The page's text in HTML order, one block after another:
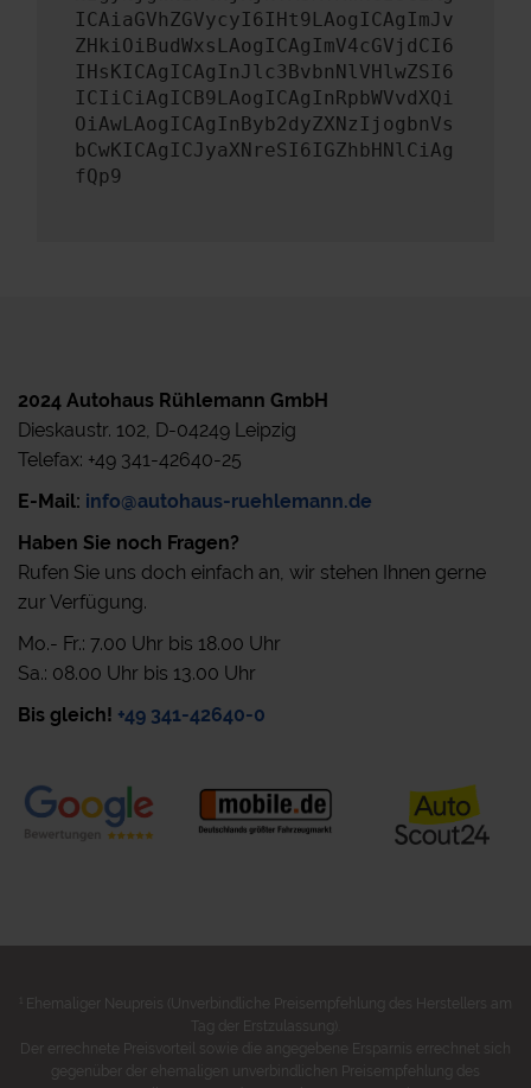
ICAiaGVhZGVycyI6IHt9LAogICAgImJv
ZHkiOiBudWxsLAogICAgImV4cGVjdCI6
IHsKICAgICAgInJlc3BvbnNlVHlwZSI6
ICIiCiAgICB9LAogICAgInRpbWVvdXQi
OiAwLAogICAgInByb2dyZXNzIjogbnVs
bCwKICAgICJyaXNreSI6IGZhbHNlCiAg
fQp9
2024 Autohaus Rühlemann GmbH
Dieskaustr. 102, D-04249 Leipzig
Telefax: +49 341-42640-25
E-Mail: info@autohaus-ruehlemann.de
Haben Sie noch Fragen?
Rufen Sie uns doch einfach an, wir stehen Ihnen gerne
zur Verfügung.
Mo.- Fr.: 7.00 Uhr bis 18.00 Uhr
Sa.: 08.00 Uhr bis 13.00 Uhr
Bis gleich! +49 341-42640-0
Ehemaliger Neupreis (Unverbindliche Preisempfehlung des Herstellers am
Tag der Erstzulassung).
Der errechnete Preisvorteil sowie die angegebene Ersparnis errechnet sich
gegenüber der ehemaligen unverbindlichen Preisempfehlung des